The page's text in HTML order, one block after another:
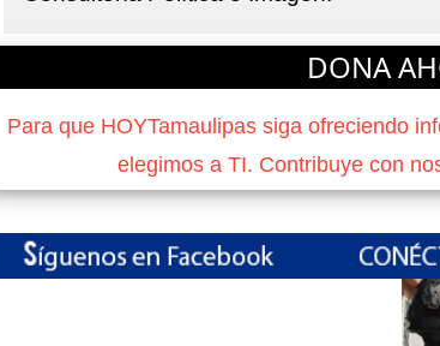
DONA
Para que HOYTamaulipas siga ofreciendo
elegimos a TI. Contribuye con